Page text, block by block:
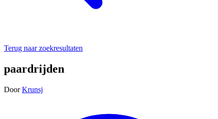
Terug naar zoekresultaten
paardrijden
Door Krunsj